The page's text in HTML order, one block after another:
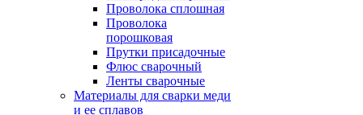
Проволока сплошная
Проволока
порошковая
Прутки присадочные
Флюс сварочный
Ленты сварочные
Материалы для сварки меди
и ее сплавов